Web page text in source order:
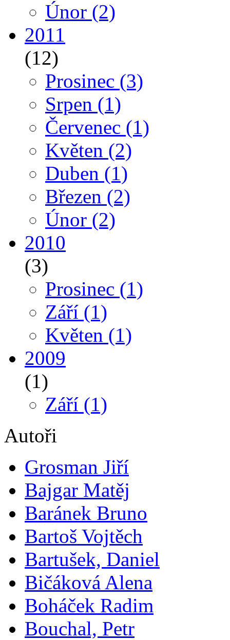
Únor (2)
2011
(12)
Prosinec (3)
Srpen (1)
Červenec (1)
Květen (2)
Duben (1)
Březen (2)
Únor (2)
2010
(3)
Prosinec (1)
Září (1)
Květen (1)
2009
(1)
Září (1)
Autoři
Grosman Jiří
Bajgar Matěj
Baránek Bruno
Bartoš Vojtěch
Bartušek, Daniel
Bičáková Alena
Boháček Radim
Bouchal, Petr